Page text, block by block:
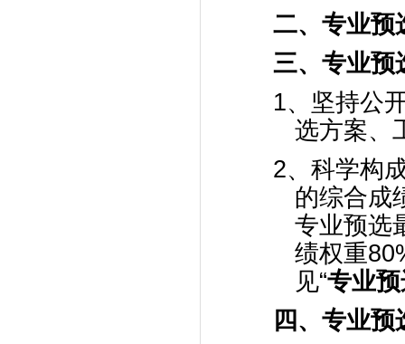
二、专业预
三、专业预
1、坚持公
选方案、
2、科学构
的综合成
专业预选
绩权重
见“专业
四、专业